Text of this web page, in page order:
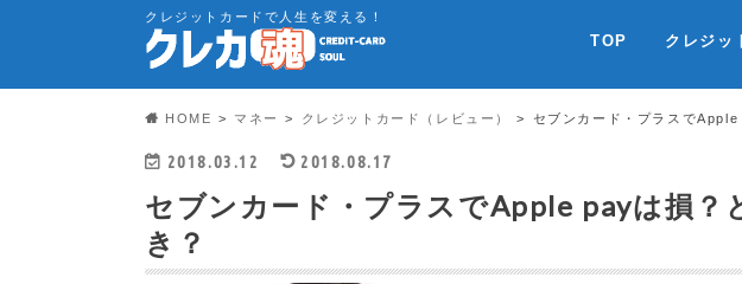
クレジットカードで人生を変える！
TOP クレジッ
HOME マネー クレジットカード（レビュー） セブンカード・プラスで
2018.03.12 2018.08.17
セブンカード・プラスでApple payは損？
き？